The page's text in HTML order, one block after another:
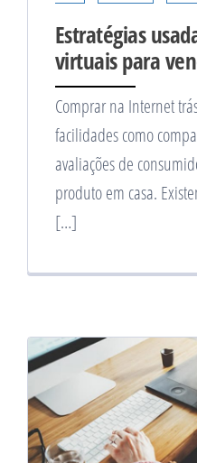
Estratégias
virtuais para
Comprar na Internet
facilidades como
avaliações de
produto em casa.
[…]